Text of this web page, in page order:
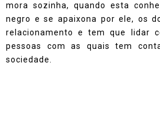
mora sozinha, quando esta
negro e se apaixona por ele, os
relacionamento e tem que lidar
pessoas com as quais tem
sociedade.